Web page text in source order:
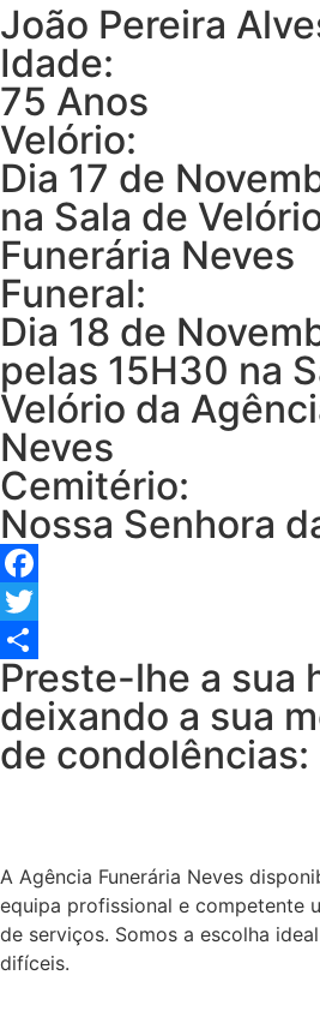
João Pereira
Idade:
75 Anos
Velório:
Dia 17 de
na Sala de
Funerária Neves
Funeral:
Dia 18 de
pelas 15H30 na
Velório da
Neves
Cemitério:
Nossa Senhora
Facebook
Twitter
Share
Preste-lhe a sua
deixando a sua
de condolências:
A Agência Funerária Neves
equipa profissional e competente
de serviços. Somos a escolha
difíceis.